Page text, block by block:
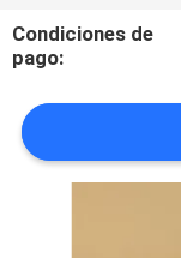
MAPA
SITIO
Condiciones de
pago: